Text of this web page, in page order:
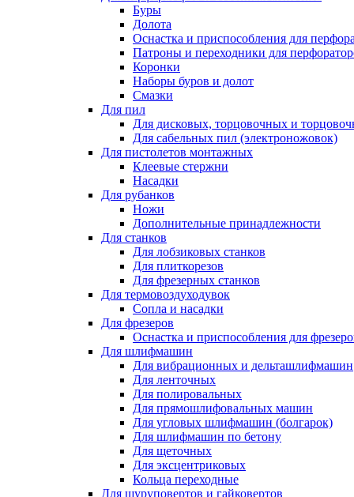
Буры
Долота
Оснастка и приспособления для
Патроны и переходники для
Коронки
Наборы буров и долот
Смазки
Для пил
Для дисковых, торцовочных и
Для сабельных пил (электроножовок)
Для пистолетов монтажных
Клеевые стержни
Насадки
Для рубанков
Ножи
Дополнительные принадлежности
Для станков
Для лобзиковых станков
Для плиткорезов
Для фрезерных станков
Для термовоздуходувок
Сопла и насадки
Для фрезеров
Оснастка и приспособления для
Для шлифмашин
Для вибрационных и дельташлифмашин
Для ленточных
Для полировальных
Для прямошлифовальных машин
Для угловых шлифмашин (болгарок)
Для шлифмашин по бетону
Для щеточных
Для эксцентриковых
Кольца переходные
Для шуруповертов и гайковертов